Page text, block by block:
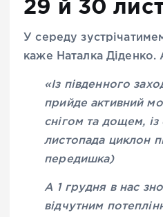
29 й 30
У середу
каже Наталка
«Із південного
прийде активний
снігом та дощем,
листопада циклон
передишка)
А 1 грудня в нас
відчутним